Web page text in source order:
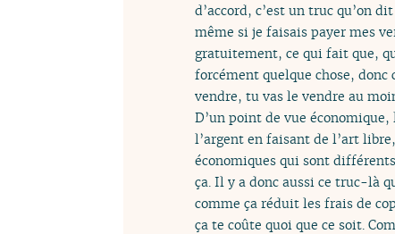
d’accord, c’est un truc qu’on
même si je faisais payer mes
gratuitement, ce qui fait que,
forcément quelque chose,
vendre, tu vas le vendre au
D’un point de vue
l’argent en faisant de l’art
économiques qui sont
ça. Il y a donc aussi ce truc-là
comme ça réduit les frais de
ça te coûte quoi que ce soit.